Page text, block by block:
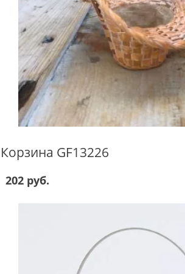
Корзина GF13226
202 руб.